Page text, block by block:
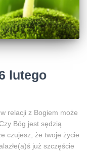
lutego
relacji z Bogiem może
Bóg jest sędzią
czujesz, że twoje życie
już szczęście